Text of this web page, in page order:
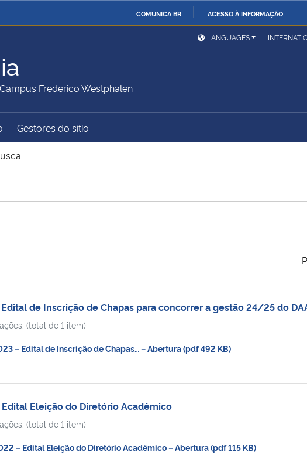
COMUNICA BR ACESSO À INFORMAÇÃO
e
Ministério da Defesa
Ministério das Relações
Exteriores
Ministério do
LANGUAGES
Frederico Westphalen
Gestores do sítio
de Inscrição de Chapas para concorrer a gestão 24/25 do
(total de 1 item)
– Edital de Inscrição de Chapas… – Abertura (pdf 492 KB)
Eleição do Diretório Acadêmico
(total de 1 item)
– Edital Eleição do Diretório Acadêmico – Abertura (pdf 115 KB)